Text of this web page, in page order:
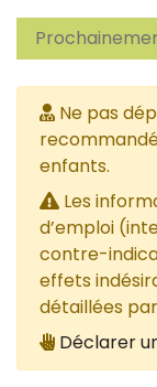
Ne pas
enfants.
Les
d’emploi
contre-
effets
détaillées
Déclarer